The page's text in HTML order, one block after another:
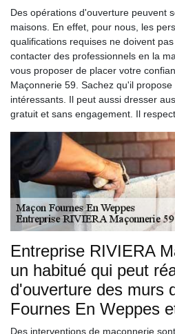
Des opérations d'ouverture peuvent
maisons. En effet, pour nous, les
qualifications requises ne doivent
contacter des professionnels en la
vous proposer de placer votre
Maçonnerie 59. Sachez qu'il
intéressants. Il peut aussi dresser
gratuit et sans engagement. Il
Entreprise RIVIERA
un habitué qui peut
d'ouverture des murs
Fournes En Weppes
Des interventions de maçonnerie